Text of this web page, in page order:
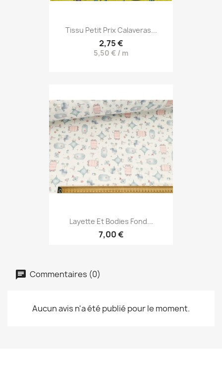
Tissu Petit Prix Calaveras...
2,75 €
5,50 € / m
Layette Et Bodies Fond...
7,00 €
Commentaires (0)
Aucun avis n'a été publié pour le moment.